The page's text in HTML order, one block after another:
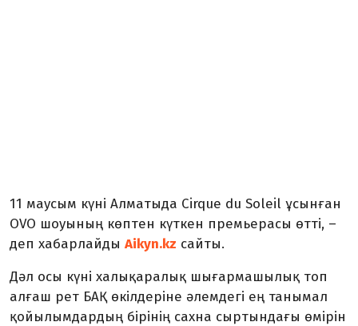
11 маусым күні Алматыда Cirque du Soleil ұсынған
OVO шоуының көптен күткен премьерасы өтті, –
деп хабарлайды Aikyn.kz сайты.
Дәл осы күні халықаралық шығармашылық топ
алғаш рет БАҚ өкілдеріне әлемдегі ең танымал
қойылымдардың бірінің сахна сыртындағы өмірін